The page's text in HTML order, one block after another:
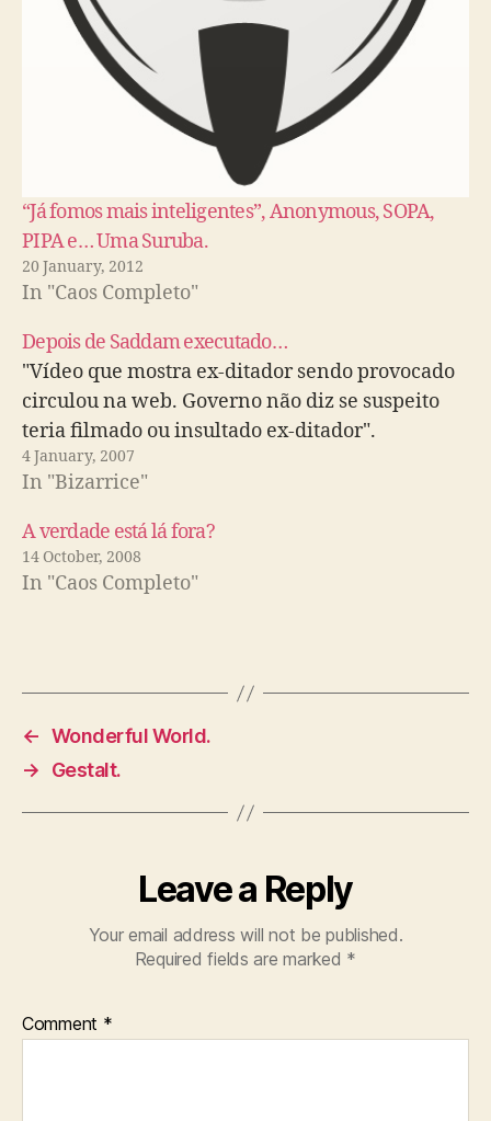
“Já fomos mais inteligentes”, Anonymous, SOPA,
PIPA e… Uma Suruba.
20 January, 2012
In "Caos Completo"
Depois de Saddam executado…
"Vídeo que mostra ex-ditador sendo provocado
circulou na web. Governo não diz se suspeito
teria filmado ou insultado ex-ditador".
4 January, 2007
In "Bizarrice"
A verdade está lá fora?
14 October, 2008
In "Caos Completo"
← Wonderful World.
→
Gestalt.
Leave a Reply
Your email address will not be published.
Required fields are marked *
Comment *